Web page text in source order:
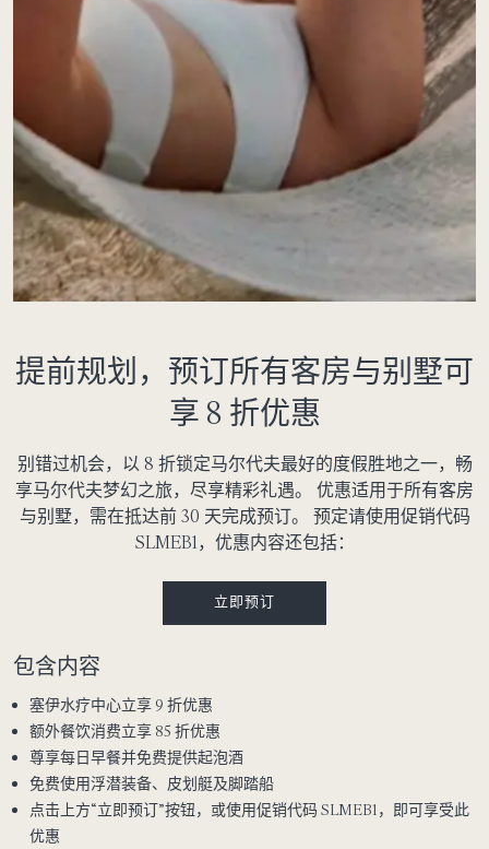
提前规划，预订所有客房与别墅可
享 8 折优惠
别错过机会，以 8 折锁定马尔代夫最好的度假胜地之一，畅
享马尔代夫梦幻之旅，尽享精彩礼遇。 优惠适用于所有客房
与别墅，需在抵达前 30 天完成预订。 预定请使用促销代码
SLMEB1，优惠内容还包括：
立即预订
包含内容
塞伊水疗中心立享 9 折优惠
额外餐饮消费立享 85 折优惠
尊享每日早餐并免费提供起泡酒
免费使用浮潜装备、皮划艇及脚踏船
点击上方“立即预订”按钮，或使用促销代码 SLMEB1，即可享受此
优惠